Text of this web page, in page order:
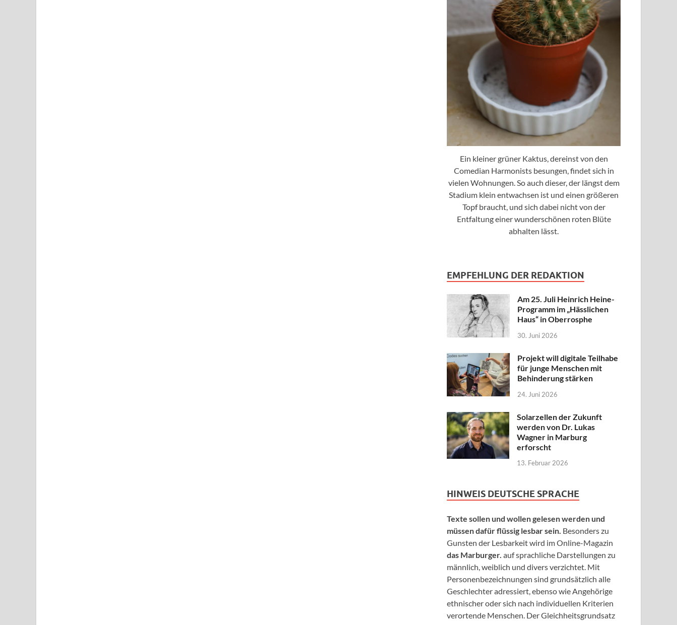
Ein kleiner grüner Kaktus, dereinst von den
Comedian Harmonists besungen, findet sich in
vielen Wohnungen. So auch dieser, der längst dem
Stadium klein entwachsen ist und einen größeren
Topf braucht, und sich dabei nicht von der
Entfaltung einer wunderschönen roten Blüte
abhalten lässt.
EMPFEHLUNG DER REDAKTION
Am 25. Juli Heinrich Heine-
Programm im „Hässlichen
Haus“ in Oberrosphe
30. Juni 2026
Projekt will digitale Teilhabe
für junge Menschen mit
Behinderung stärken
24. Juni 2026
Solarzellen der Zukunft
werden von Dr. Lukas
Wagner in Marburg
erforscht
13. Februar 2026
HINWEIS DEUTSCHE SPRACHE
Texte sollen und wollen gelesen werden und
müssen dafür flüssig lesbar sein. Besonders zu
Gunsten der Lesbarkeit wird im Online-Magazin
das Marburger. auf sprachliche Darstellungen zu
männlich, weiblich und divers verzichtet. Mit
Personenbezeichnungen sind grundsätzlich alle
Geschlechter adressiert, ebenso wie Angehörige
ethnischer oder sich nach individuellen Kriterien
verortende Menschen. Der Gleichheitsgrundsatz